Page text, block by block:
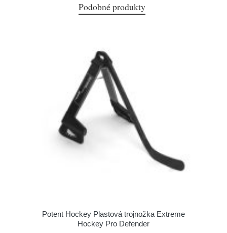
Podobné produkty
Potent Hockey Plastová trojnožka Extreme
Hockey Pro Defender